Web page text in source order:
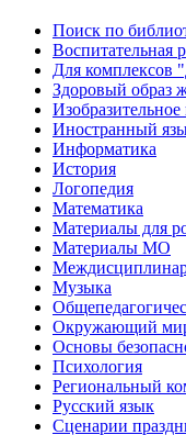
Поиск по
Воспитательная
Для комплексов
Здоровый образ
Изобразительное
Иностранный
Информатика
История
Логопедия
Математика
Материалы для
Материалы МО
Музыка
Окружающий
Основы
Психология
Региональный
Русский язык
Сценарии